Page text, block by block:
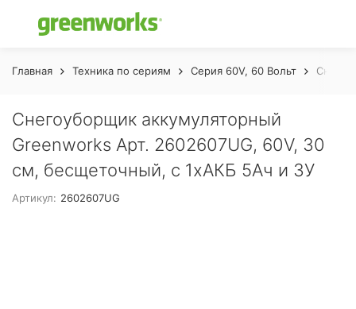
Главная Техника по сериям Серия 60V, 60 Вольт
Снегоуборщик аккумуляторный
Greenworks Арт. 2602607UG, 60V, 30
см, бесщеточный, c 1хАКБ 5Ач и ЗУ
Артикул: 2602607UG